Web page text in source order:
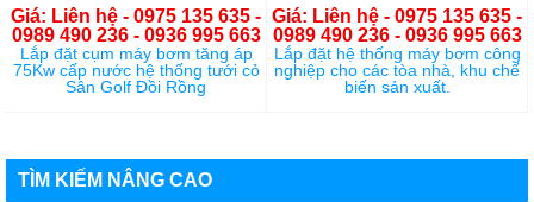
Giá: Liên hệ - 0975 135 635 -
0989 490 236 - 0936 995 663
Lắp đặt cụm máy bơm tăng áp
75Kw cấp nước hệ thống tưới cỏ
Sân Golf Đồi Rồng
Giá: Liên hệ - 0975 135 635 -
0989 490 236 - 0936 995 663
Lắp đặt hệ thống máy bơm công
nghiệp cho các tòa nhà, khu chế
biến sản xuất.
TÌM KIẾM NÂNG CAO